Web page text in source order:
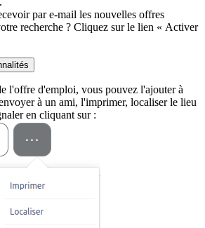
par e-mail les nouvelles offres
recherche ? Cliquez sur le lien « Activer
l'offre d'emploi, vous pouvez l'ajouter à
à un ami, l'imprimer, localiser le lieu
en cliquant sur :